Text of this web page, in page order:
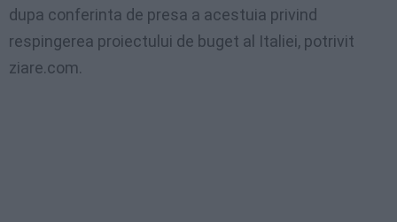
dupa conferinta de presa a acestuia privind
respingerea proiectului de buget al Italiei, potrivit
ziare.com.